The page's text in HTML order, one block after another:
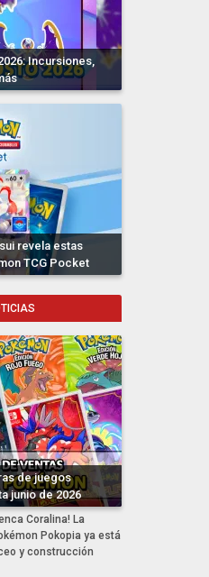
Incursiones,
revela estas
TCG Pocket
de juegos
junio de 2026
Coralina! La
Pokopia ya está
y construcción